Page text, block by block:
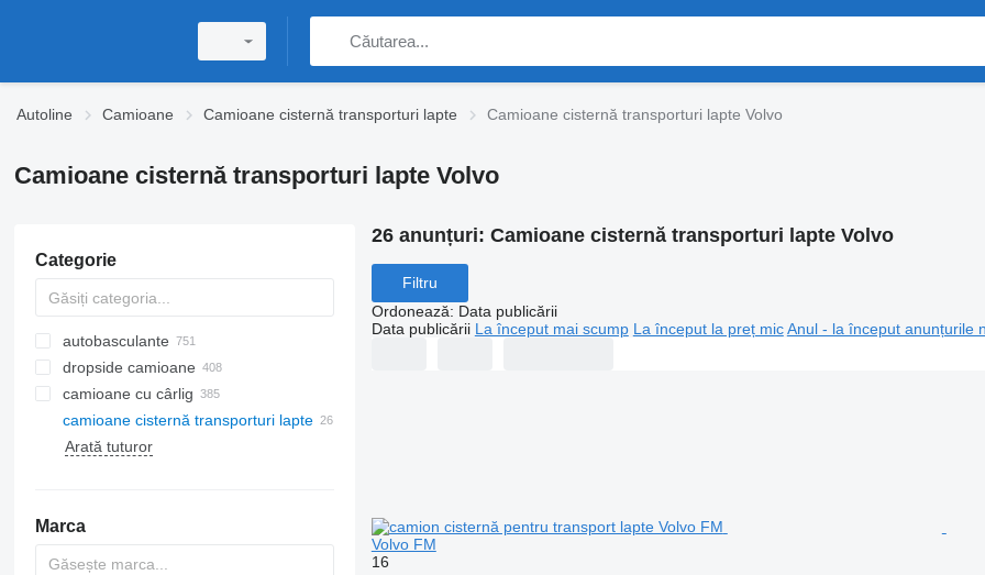
Autoline Camioane Camioane cisternă transporturi lapte Camioane cisternă transporturi lapte Volvo
Camioane cisternă transporturi lapte Volvo
Categorie
autobasculante
dropside camioane
camioane cu cârlig
camioane cisternă transporturi lapte
Arată tuturor
Marca
26 anunțuri: Camioane cisternă transporturi lapte Volvo
Filtru
Ordonează: Data publicării
Data publicării La început mai scump La început la preț mic Anul - la început anunțurile
Volvo FM
16